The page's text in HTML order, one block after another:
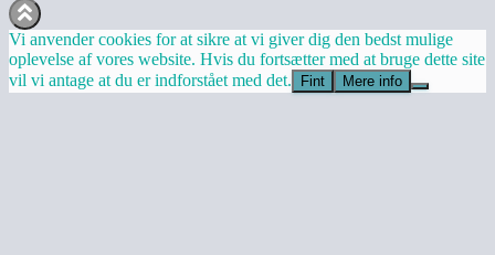
Vi anvender cookies for at sikre at vi giver dig den bedst mulige
oplevelse af vores website. Hvis du fortsætter med at bruge dette site
vil vi antage at du er indforstået med det.
Fint Mere info